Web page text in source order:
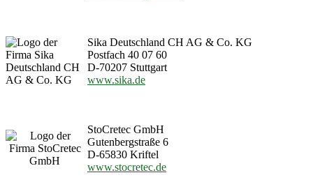
Sika Deutschland CH AG & Co. KG
Postfach 40 07 60
D-70207 Stuttgart
www.sika.de
StoCretec GmbH
Gutenbergstraße 6
D-65830 Kriftel
www.stocretec.de